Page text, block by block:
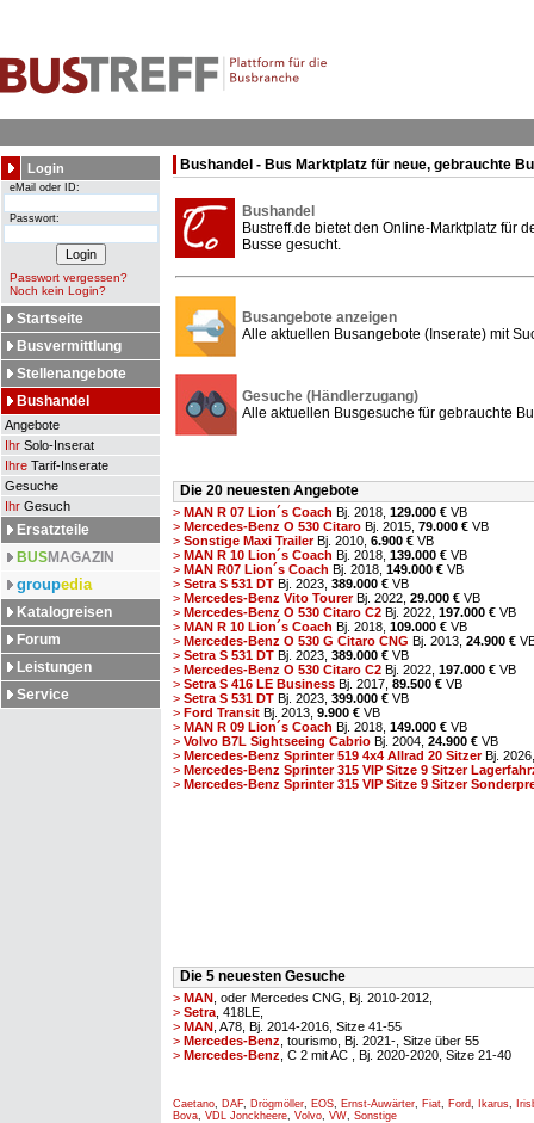
Login
eMail oder ID:
Passwort:
Passwort vergessen?
Noch kein Login?
Startseite
Busvermittlung
Stellenangebote
Bushandel
Angebote
Ihr Solo-Inserat
Ihre Tarif-Inserate
Gesuche
Ihr Gesuch
Ersatzteile
BUSMAGAZIN
groupedia
Katalogreisen
Forum
Leistungen
Service
Bushandel - Bus Marktplatz für neue, gebrauchte
Bushandel
Bustreff.de bietet den Online-Marktplatz für
Busse gesucht.
Busangebote anzeigen
Alle aktuellen Busangebote (Inserate) mit
Gesuche (Händlerzugang)
Alle aktuellen Busgesuche für gebrauchte
Die 20 neuesten Angebote
> MAN R 07 Lion´s Coach Bj. 2018, 129.000 € VB
> Mercedes-Benz O 530 Citaro Bj. 2015, 79.000 € VB
> Sonstige Maxi TrailerBj. 2010, 6.900 € VB
> MAN R 10 Lion´s Coach Bj. 2018, 139.000 € VB
> MAN R07 Lion´s Coach Bj. 2018, 149.000 € VB
> Setra S 531 DT Bj. 2023, 389.000 € VB
> Mercedes-Benz Vito TourerBj. 2022, 29.000 € VB
> Mercedes-Benz O 530 Citaro C2 Bj. 2022, 197.000 € VB
> MAN R 10 Lion´s Coach Bj. 2018, 109.000 € VB
> Mercedes-Benz O 530 G Citaro CNG Bj. 2013, 24.900 €
> Setra S 531 DT Bj. 2023, 389.000 € VB
> Mercedes-Benz O 530 Citaro C2 Bj. 2022, 197.000 € VB
> Setra S 416 LE Business Bj. 2017, 89.500 € VB
> Setra S 531 DT Bj. 2023, 399.000 € VB
> Ford Transit Bj. 2013, 9.900 € VB
> MAN R 09 Lion´s Coach Bj. 2018, 149.000 € VB
> Volvo B7L Sightseeing Cabrio Bj. 2004, 24.900 € VB
> Mercedes-Benz Sprinter 519 4x4 Allrad 20 SitzerBj.
> Mercedes-Benz Sprinter 315 VIP Sitze 9 Sitzer
> Mercedes-Benz Sprinter 315 VIP Sitze 9 Sitzer
Die 5 neuesten Gesuche
> MAN , oder Mercedes CNG, Bj. 2010-2012,
> Setra , 418LE,
> MAN , A78, Bj. 2014-2016, Sitze 41-55
> Mercedes-Benz , tourismo, Bj. 2021-, Sitze über 55
> Mercedes-Benz , C 2 mit AC , Bj. 2020-2020, Sitze 21-40
Caetano, DAF, Drögmöller, EOS, Ernst-Auwärter, Fiat, Ford, Ikarus,
Bova, VDL Jonckheere, Volvo, VW, Sonstige